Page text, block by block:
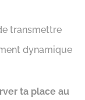
transmettre
dynamique
ta place au